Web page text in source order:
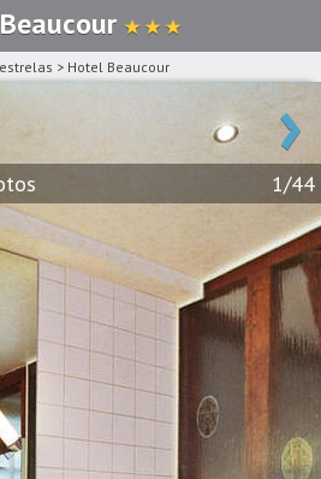
★ ★ ★
> Hotel Beaucour
›
1/44